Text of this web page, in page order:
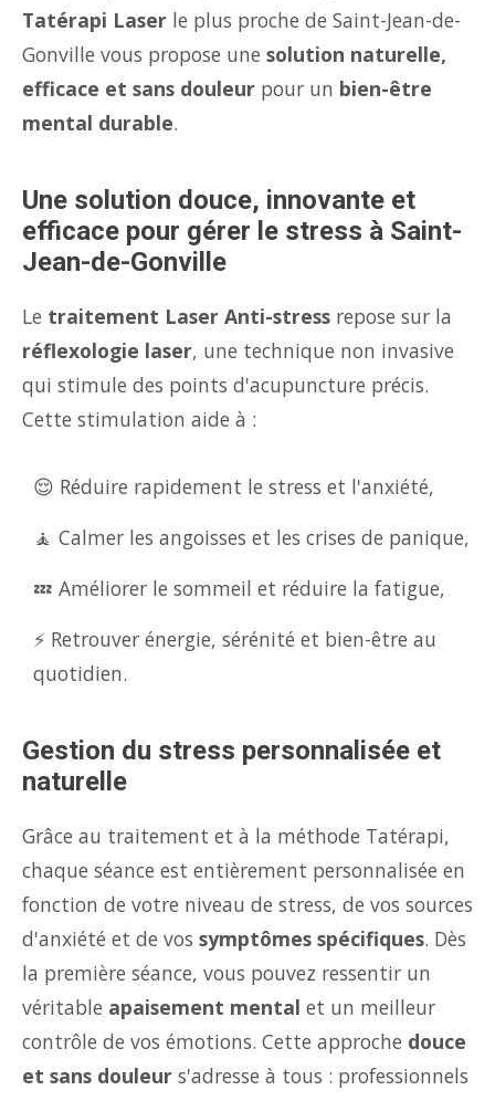
Tatérapi Laser le plus proche de Saint-Jean-de-
Gonville vous propose une solution naturelle,
efficace et sans douleur pour un bien-être
mental durable.
Une solution douce, innovante et
efficace pour gérer le stress à Saint-
Jean-de-Gonville
Le traitement Laser Anti-stress repose sur la
réflexologie laser, une technique non invasive
qui stimule des points d'acupuncture précis.
Cette stimulation aide à :
😌 Réduire rapidement le stress et l'anxiété,
🧘 Calmer les angoisses et les crises de panique,
💤 Améliorer le sommeil et réduire la fatigue,
⚡ Retrouver énergie, sérénité et bien-être au
quotidien.
Gestion du stress personnalisée et
naturelle
Grâce au traitement et à la méthode Tatérapi,
chaque séance est entièrement personnalisée en
fonction de votre niveau de stress, de vos sources
d'anxiété et de vos symptômes spécifiques. Dès
la première séance, vous pouvez ressentir un
véritable apaisement mental et un meilleur
contrôle de vos émotions. Cette approche douce
et sans douleur s'adresse à tous : professionnels